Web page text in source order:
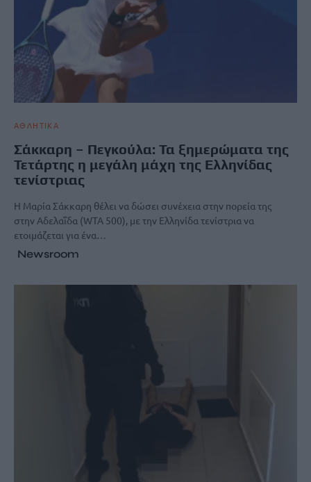
ΑΘΛΗΤΙΚΑ
Σάκκαρη – Πεγκούλα: Τα ξημερώματα της
Τετάρτης η μεγάλη μάχη της Ελληνίδας
τενίστριας
Η Μαρία Σάκκαρη θέλει να δώσει συνέχεια στην πορεία της
στην Αδελαΐδα (WTA 500), με την Ελληνίδα τενίστρια να
ετοιμάζεται για ένα…
Newsroom